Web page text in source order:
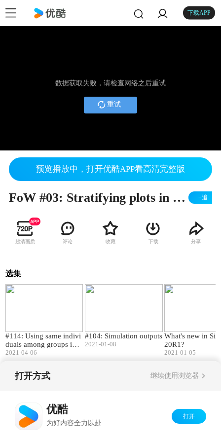
下载APP
数据获取失败，请检查网络之后重试
重试
预览播放中，打开优酷APP看高清完整版
FoW #03: Stratifying plots in Monolix +追
超清画质 评论 收藏 下载 分享
选集
#114​: Using same indivi
duals among groups in S
imulx
2021-04-06
#104: Simulation outputs
2021-01-08
What's new in
20R1?
2021-01-05
打开方式 继续使用浏览器
优酷
为好内容全力以赴
打开